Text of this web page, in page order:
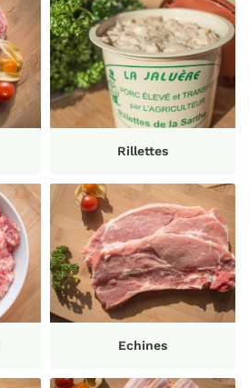
Une question
Rillettes
Echines